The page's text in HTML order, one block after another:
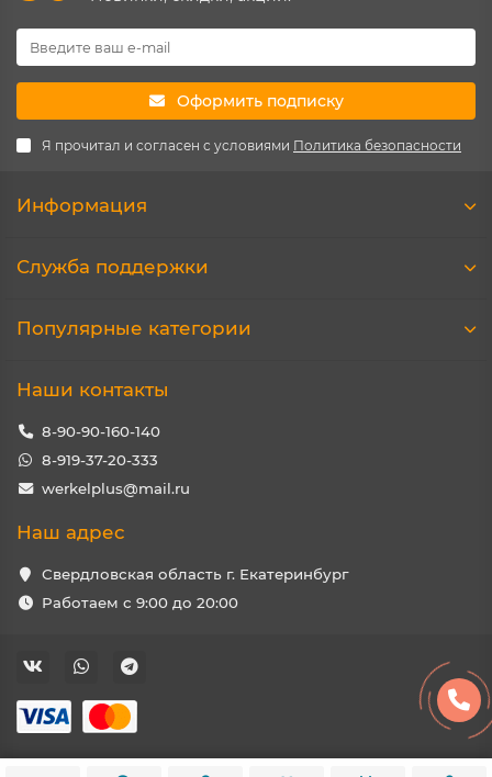
Оформить подписку
Я прочитал и согласен с условиями Политика безопасности
Информация
Служба поддержки
Популярные категории
Наши контакты
8-90-90-160-140
8-919-37-20-333
werkelplus@mail.ru
Наш адрес
Свердловская область г. Екатеринбург
Работаем с 9:00 до 20:00